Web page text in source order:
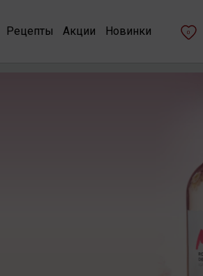
Рецепты Акции Новинки 0